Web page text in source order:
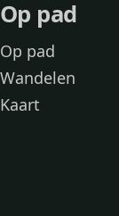
Op pad
Op pad
Wandelen
Kaart